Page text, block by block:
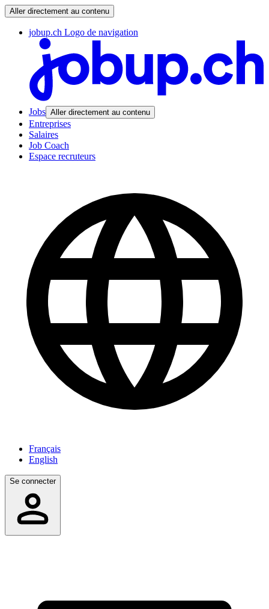
Aller directement au contenu
jobup.ch Logo de navigation
Jobs Aller directement au contenu
Entreprises
Salaires
Job Coach
Espace recruteurs
Français
English
Se connecter